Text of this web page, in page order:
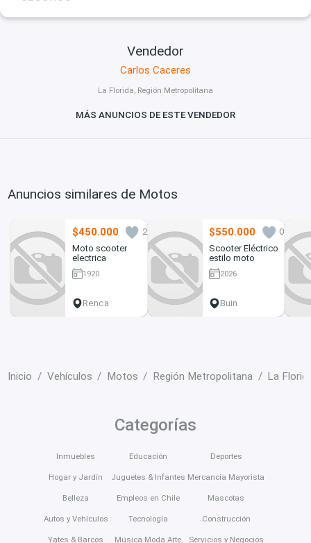
Vendedor
Carlos Caceres
La Florida, Región Metropolitana
MÁS ANUNCIOS DE ESTE VENDEDOR
Anuncios similares de Motos
$450.000
21
Moto scooter
electrica
1920
Renca
$550.000
0
Scooter Eléctrico
estilo moto
2026
Buin
Inicio Vehículos Motos Región Metropolitana La
Categorías
Inmuebles
Hogar y Jardín
Belleza
Autos y Vehículos
Yates & Barcos
Educación
Juguetes & Infantes
Empleos en Chile
Tecnología
Música Moda Arte
Deportes
Mercancía Mayorista
Mascotas
Construcción
Servicios y Negocios